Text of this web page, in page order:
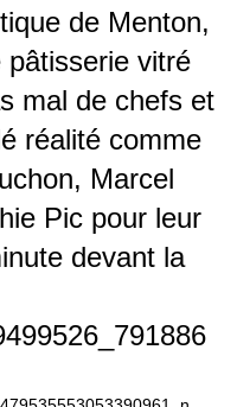
de Menton,
pâtisserie vitré
mal de chefs et
réalité comme
Marcel
Pic pour leur
devant la